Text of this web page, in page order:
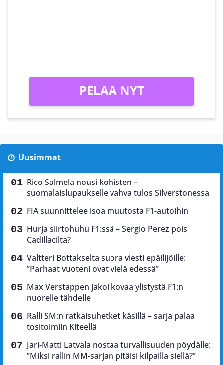
PELAA NYT
Uusimmat
Rico Salmela nousi kohisten –
suomalaislupaukselle vahva tulos Silverstonessa
FIA suunnittelee isoa muutosta F1-autoihin
Hurja siirtohuhu F1:ssä – Sergio Perez pois
Cadillacilta?
Valtteri Bottakselta suora viesti epäilijöille:
”Parhaat vuoteni ovat vielä edessä”
Max Verstappen jakoi kovaa ylistystä F1:n
nuorelle tähdelle
Ralli SM:n ratkaisuhetket käsillä – sarja palaa
tositoimiin Kiteellä
Jari-Matti Latvala nostaa turvallisuuden pöydälle:
”Miksi rallin MM-sarjan pitäisi kilpailla siellä?”